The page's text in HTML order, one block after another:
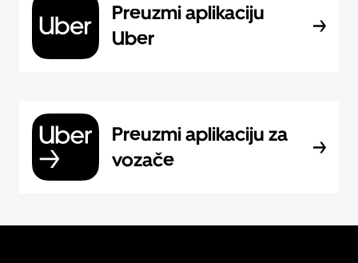
Preuzmi aplikaciju
Uber
Preuzmi aplikaciju za
vozače